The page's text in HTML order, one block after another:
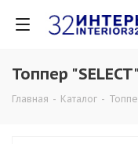
Топпер
Главная - Каталог -